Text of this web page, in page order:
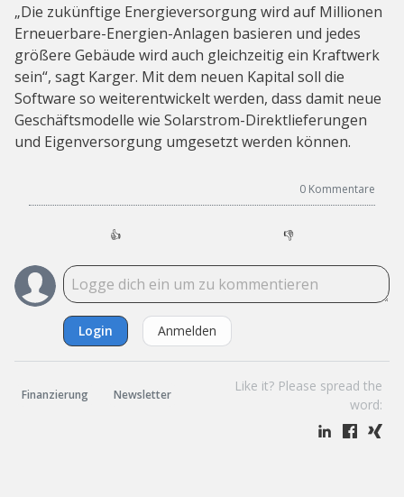
„Die zukünftige Energieversorgung wird auf Millionen
Erneuerbare-Energien-Anlagen basieren und jedes
größere Gebäude wird auch gleichzeitig ein Kraftwerk
sein“, sagt Karger. Mit dem neuen Kapital soll die
Software so weiterentwickelt werden, dass damit neue
Geschäftsmodelle wie Solarstrom-Direktlieferungen
und Eigenversorgung umgesetzt werden können.
0 Kommentare
👍 👎
Login Anmelden
Finanzierung Newsletter
Like it? Please spread the
word: